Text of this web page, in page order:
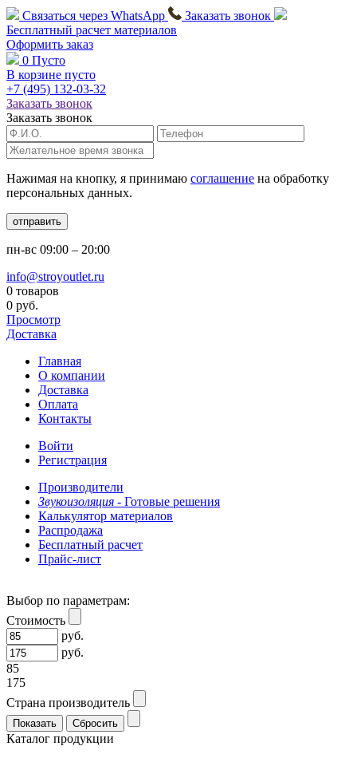
Связаться через WhatsApp
Заказать звонок
Бесплатный расчет материалов
Оформить заказ
0 Пусто
В корзине пусто
+7 (495) 132-03-32
Заказать звонок
Заказать звонок
Нажимая на кнопку, я принимаю соглашение на обработку
персональных данных.
отправить
пн-вс 09:00 – 20:00
info@stroyoutlet.ru
0 товаров
0 руб.
Просмотр
Доставка
Главная
О компании
Доставка
Оплата
Контакты
Войти
Регистрация
Производители
Звукоизоляция - Готовые решения
Калькулятор материалов
Распродажа
Бесплатный расчет
Прайс-лист
Выбор по параметрам:
Стоимость
руб.
руб.
85
175
Страна производитель
Каталог продукции